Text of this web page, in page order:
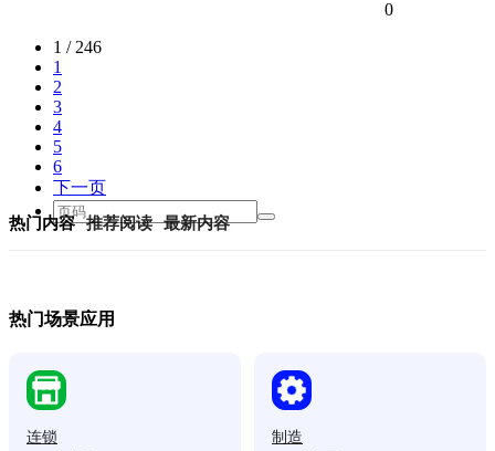
0
1 / 246
1
2
3
4
5
6
下一页
热门内容 推荐阅读 最新内容
热门场景应用
连锁 制造